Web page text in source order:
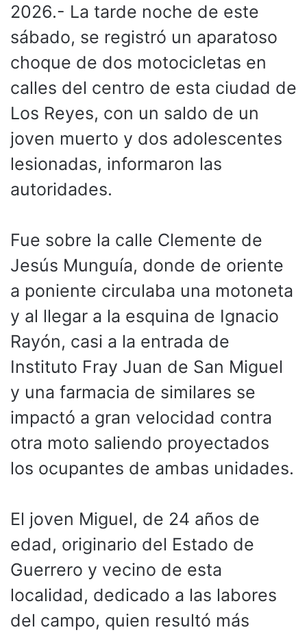
2026.- La tarde noche de este
sábado, se registró un aparatoso
choque de dos motocicletas en
calles del centro de esta ciudad de
Los Reyes, con un saldo de un
joven muerto y dos adolescentes
lesionadas, informaron las
autoridades.
Fue sobre la calle Clemente de
Jesús Munguía, donde de oriente
a poniente circulaba una motoneta
y al llegar a la esquina de Ignacio
Rayón, casi a la entrada de
Instituto Fray Juan de San Miguel
y una farmacia de similares se
impactó a gran velocidad contra
otra moto saliendo proyectados
los ocupantes de ambas unidades.
El joven Miguel, de 24 años de
edad, originario del Estado de
Guerrero y vecino de esta
localidad, dedicado a las labores
del campo, quien resultó más